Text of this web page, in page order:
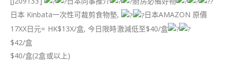
日本 Kinbata一次性可裁剪食物墊,
日本AMAZON 原價
17XX日元= HK$13X/盒, 今日限時激減低至$40/盒
$42/盒
$40/盒(2盒或以上)